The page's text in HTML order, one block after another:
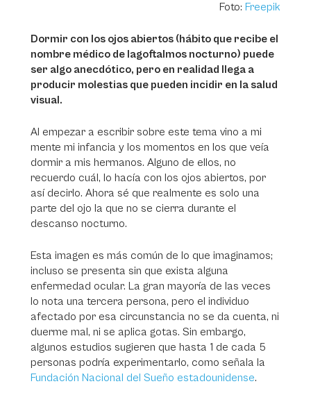
Foto: Freepik
Dormir con los ojos abiertos (hábito que recibe el
nombre médico de lagoftalmos nocturno) puede
ser algo anecdótico, pero en realidad llega a
producir molestias que pueden incidir en la salud
visual.
Al empezar a escribir sobre este tema vino a mi
mente mi infancia y los momentos en los que veía
dormir a mis hermanos. Alguno de ellos, no
recuerdo cuál, lo hacía con los ojos abiertos, por
así decirlo. Ahora sé que realmente es solo una
parte del ojo la que no se cierra durante el
descanso nocturno.
Esta imagen es más común de lo que imaginamos;
incluso se presenta sin que exista alguna
enfermedad ocular. La gran mayoría de las veces
lo nota una tercera persona, pero el individuo
afectado por esa circunstancia no se da cuenta, ni
duerme mal, ni se aplica gotas. Sin embargo,
algunos estudios sugieren que hasta 1 de cada 5
personas podría experimentarlo, como señala la
Fundación Nacional del Sueño estadounidense.